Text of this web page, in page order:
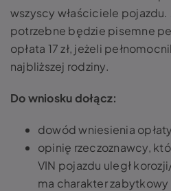
wszyscy właściciele
potrzebne będzie pisemne
opłata 17 zł, jeżeli
najbliższej rodziny.
Do wniosku dołącz:
dowód wniesienia
opinię rzeczoznawcy,
VIN pojazdu uległ
ma charakter zabytkowy